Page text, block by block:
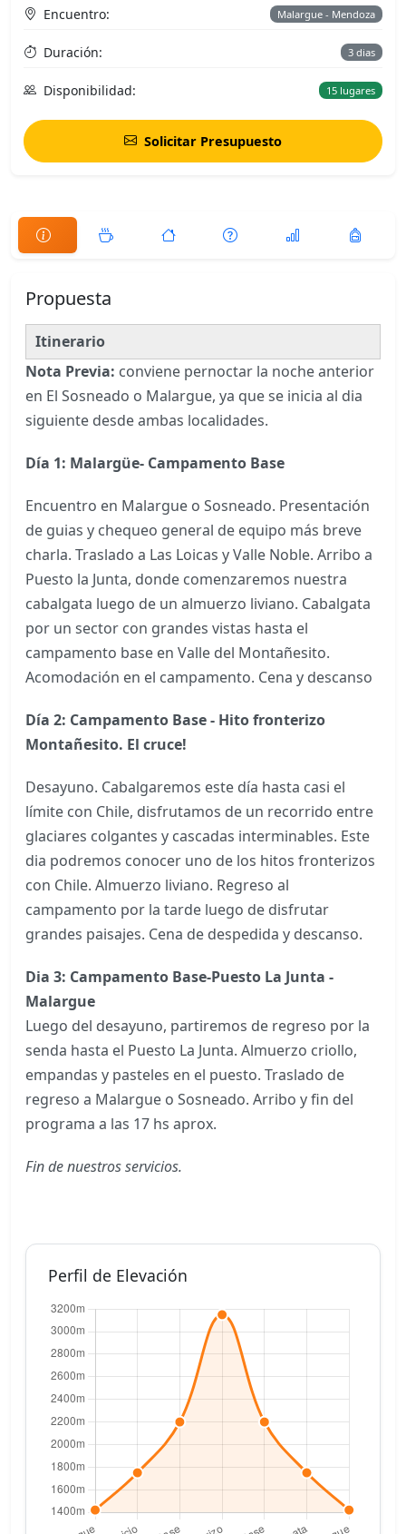
Encuentro: Malargue - Mendoza
Duración: 3 dias
Disponibilidad: 15 lugares
Solicitar Presupuesto
Propuesta
Itinerario
Nota Previa: conviene pernoctar la noche anterior
en El Sosneado o Malargue, ya que se inicia al dia
siguiente desde ambas localidades.
Día 1: Malargüe- Campamento Base
Encuentro en Malargue o Sosneado. Presentación
de guias y chequeo general de equipo más breve
charla. Traslado a Las Loicas y Valle Noble. Arribo a
Puesto la Junta, donde comenzaremos nuestra
cabalgata luego de un almuerzo liviano. Cabalgata
por un sector con grandes vistas hasta el
campamento base en Valle del Montañesito.
Acomodación en el campamento. Cena y descanso
Día 2: Campamento Base - Hito fronterizo
Montañesito. El cruce!
Desayuno. Cabalgaremos este día hasta casi el
límite con Chile, disfrutamos de un recorrido entre
glaciares colgantes y cascadas interminables. Este
dia podremos conocer uno de los hitos fronterizos
con Chile. Almuerzo liviano. Regreso al
campamento por la tarde luego de disfrutar
grandes paisajes. Cena de despedida y descanso.
Dia 3: Campamento Base-Puesto La Junta -
Malargue
Luego del desayuno, partiremos de regreso por la
senda hasta el Puesto La Junta. Almuerzo criollo,
empandas y pasteles en el puesto. Traslado de
regreso a Malargue o Sosneado. Arribo y fin del
programa a las 17 hs aprox.
Fin de nuestros servicios.
Perfil de Elevación